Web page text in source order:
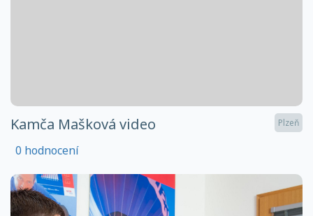
Kamča Mašková video Plzeň
0 hodnocení